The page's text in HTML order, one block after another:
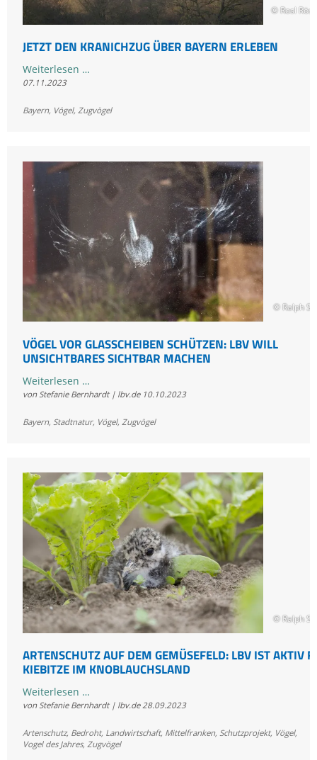
© Rosl
JETZT DEN KRANICHZUG ÜBER BAYERN ERLEBEN
Weiterlesen …Jetzt
über
07.11.2023
Bayern, Vögel, Zugvögel
© Ralph
VÖGEL VOR GLASSCHEIBEN SCHÜTZEN: LBV WILL
UNSICHTBARES SICHTBAR MACHEN
Weiterlesen …Vögel
vor
schützen:
Unsichtbares
sichtbar
machen
von Stefanie Bernhardt | lbv.de 10.10.2023
Bayern, Stadtnatur, Vögel, Zugvögel
© Ralph
ARTENSCHUTZ AUF DEM GEMÜSEFELD: LBV IST AKTIV
KIEBITZE IM KNOBLAUCHSLAND
Weiterlesen …Artenschutz
auf
Gemüsefeld:
von Stefanie Bernhardt | lbv.de28.09.2023
Artenschutz, Bedroht, Landwirtschaft, Mittelfranken, Schutzprojekt, Vögel,
Vogel des Jahres, Zugvögel